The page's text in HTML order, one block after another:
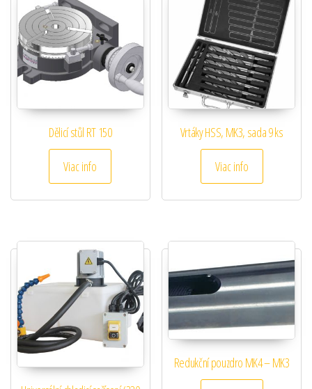
Dělicí stůl RT 150
Viac info
Vrtáky HSS, MK3, sada 9 ks
Viac info
Redukční pouzdro MK4 – MK3